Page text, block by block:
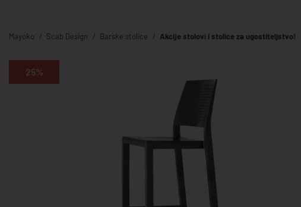
Mayoko Scab Design Barske stolice Akcije stolovi i stolice za ugostiteljstvo!
25%